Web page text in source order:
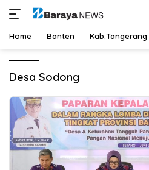
konten
Home Banten Kab.Tangerang
Desa Sodong